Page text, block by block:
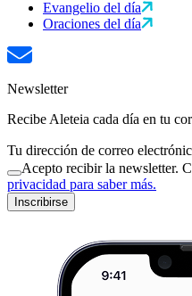
Evangelio del día
Oraciones del día
Newsletter
Recibe Aleteia cada día en tu
Tu dirección de correo
Acepto recibir la newsletter.
privacidad para saber más.
Inscribirse